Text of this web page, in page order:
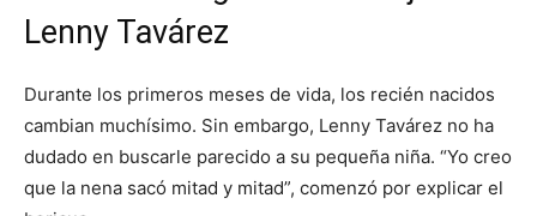
Lenny Tavárez
Durante los primeros meses de vida, los recién nacidos
cambian muchísimo. Sin embargo, Lenny Tavárez no ha
dudado en buscarle parecido a su pequeña niña. “Yo creo
que la nena sacó mitad y mitad”, comenzó por explicar el